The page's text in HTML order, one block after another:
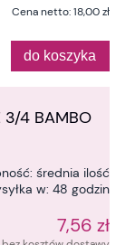
Cena netto:18,00 zł
do koszyka
3/4 BAMBO
średnia ilość
w: 48 godzin
7,56 zł